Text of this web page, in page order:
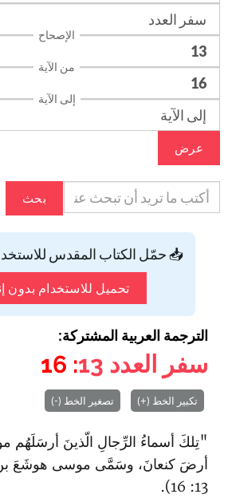
الإصحاح
من الآية
إلى الآية
عرض
بحث
📥 حمّل الكتاب المقدس
تحميل للاستخدام بدون
الترجمة العربية المشتركة:
سفر العدد 13
: 16
تكبير الخط (+) تصغير الخط (-)
"تِلكَ أسماءُ الرِّجالِ الّذينَ أرسَلَهُم
أرضَ كنعانَ، وسَمَّى موسى هوشَعَ
13: 16).